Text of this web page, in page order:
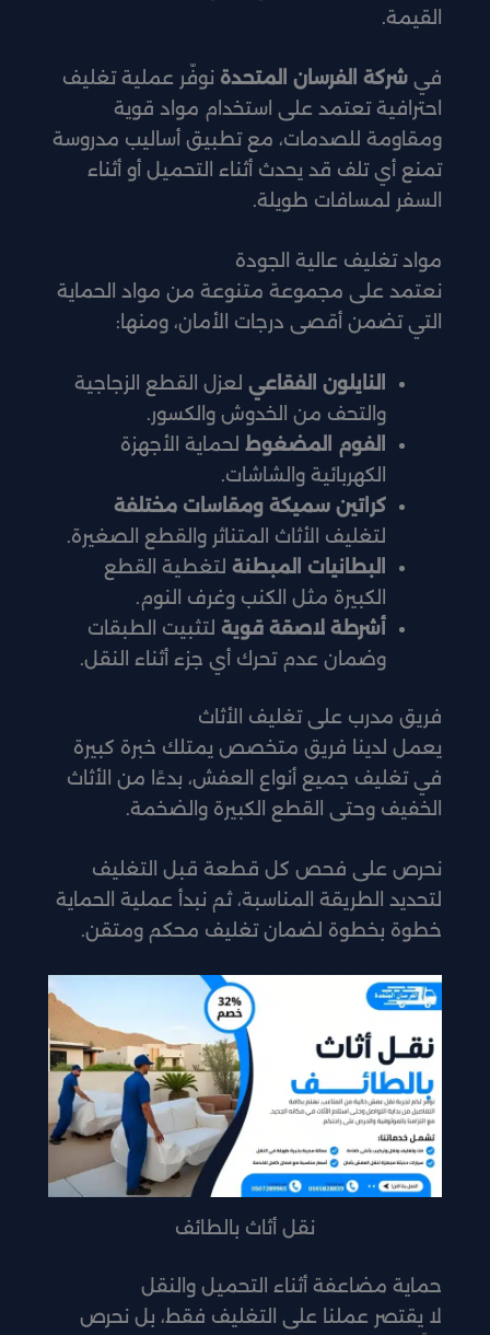
القيمة.
في شركة الفرسان المتحدة نوفّر عملية تغليف
احترافية تعتمد على استخدام مواد قوية
ومقاومة للصدمات، مع تطبيق أساليب مدروسة
تمنع أي تلف قد يحدث أثناء التحميل أو أثناء
السفر لمسافات طويلة.
مواد تغليف عالية الجودة
نعتمد على مجموعة متنوعة من مواد الحماية
التي تضمن أقصى درجات الأمان، ومنها:
النايلون الفقاعي لعزل القطع الزجاجية
والتحف من الخدوش والكسور.
الفوم المضغوط لحماية الأجهزة
الكهربائية والشاشات.
كراتين سميكة ومقاسات مختلفة
لتغليف الأثاث المتناثر والقطع الصغيرة.
البطانيات المبطنة لتغطية القطع
الكبيرة مثل الكنب وغرف النوم.
أشرطة لاصقة قوية لتثبيت الطبقات
وضمان عدم تحرك أي جزء أثناء النقل.
فريق مدرب على تغليف الأثاث
يعمل لدينا فريق متخصص يمتلك خبرة كبيرة
في تغليف جميع أنواع العفش، بدءًا من الأثاث
الخفيف وحتى القطع الكبيرة والضخمة.
نحرص على فحص كل قطعة قبل التغليف
لتحديد الطريقة المناسبة، ثم نبدأ عملية الحماية
خطوة بخطوة لضمان تغليف محكم ومتقن.
نقل أثاث بالطائف
حماية مضاعفة أثناء التحميل والنقل
لا يقتصر عملنا على التغليف فقط، بل نحرص